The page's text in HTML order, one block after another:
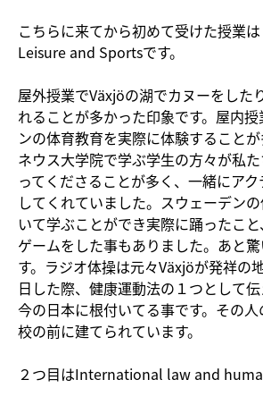
こちらに来てから初めて受けた授業
Leisure and Sportsです。
屋外授業でVäxjöの湖でカヌーをした
れることが多かった印象です。屋内
ンの体育教育を実際に体験すること
ネウス大学院で学ぶ学生の方々が私
ってくださることが多く、一緒にア
してくれていました。スウェーデン
いて学ぶことができ実際に踊ったこ
ゲームをした事もありました。あと
す。ラジオ体操は元々Växjöが発祥の
日した際、健康運動法の１つとして
今の日本に根付いてる事です。その
校の前に建てられています。
２つ目はInternational law and